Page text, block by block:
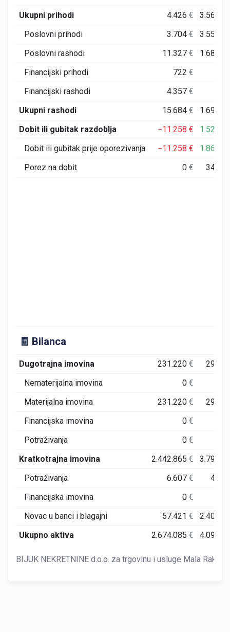
Ukupni prihodi
4.426€
Poslovni prihodi
3.704€
Poslovni rashodi
11.327€
Financijski prihodi
722€
Financijski rashodi
4.357€
Ukupni rashodi
15.684€
Dobit ili gubitak razdoblja
−11.258€
Dobit ili gubitak prije oporezivanja
−11.258€
Porez na dobit
0€
🧾 Bilanca
Dugotrajna imovina 231.220€
Nematerijalna imovina
0€
Materijalna imovina
231.220€
Financijska imovina
0€
Potraživanja
0€
Kratkotrajna imovina
2.442.865€
Potraživanja
6.607€
Financijska imovina
0€
Novac u banci i blagajni
57.421€
Ukupno aktiva
2.674.085€
BIJUK NEKRETNINE d.o.o. za trgovinu i usluge Mala